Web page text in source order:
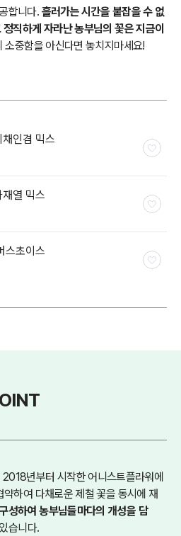
합니다. 흘러가는 시간을 붙잡을 수 없
직하게 자라난 농부님의 꽃은 지금이
소중함을 아신다면 놓치지마세요!
인겸 믹스
열 믹스
스초이스
2018년부터 시작한 어니스트플라워에
하여 다채로운 제철 꽃을 동시에 재
성하여 농부님들마다의 개성을 담
습니다.